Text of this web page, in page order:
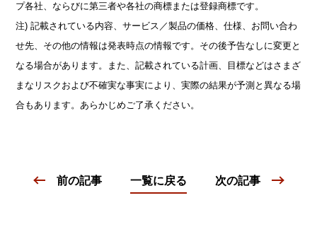
プ各社、ならびに第三者や各社の商標または登録商標です。
注) 記載されている内容、サービス／製品の価格、仕様、お問い合わ
せ先、その他の情報は発表時点の情報です。その後予告なしに変更と
なる場合があります。また、記載されている計画、目標などはさまざ
まなリスクおよび不確実な事実により、実際の結果が予測と異なる場
合もあります。あらかじめご了承ください。
前の記事 一覧に戻る 次の記事